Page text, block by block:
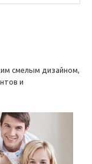
смелым дизайном,
и